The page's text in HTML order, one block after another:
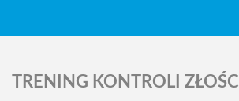
TRENING KONTROLI ZŁOŚCI